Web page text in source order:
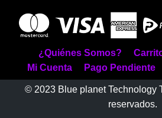
¿Quiénes Somos?
Mi Cuenta
Pago Pendiente
© 2023 Blue planet Technology
reservados.